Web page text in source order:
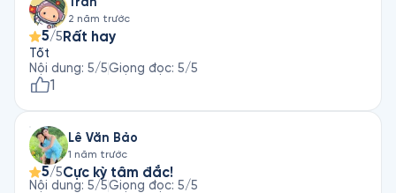
2 năm trước
5/5 Rất hay
Tốt
Nội dung: 5/5Giọng đọc: 5/5
1
Lê Văn Bảo
1 năm trước
5/5Cực kỳ tâm đắc!
Nội dung: 5/5Giọng đọc: 5/5